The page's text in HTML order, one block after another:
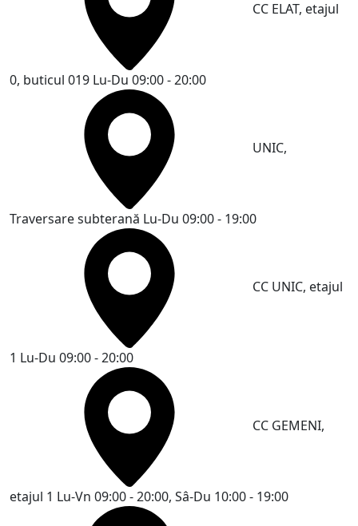
CC ELAT, etajul
0, buticul 019 Lu-Du 09:00 - 20:00
UNIC,
Traversare subterană Lu-Du 09:00 - 19:00
CC UNIC, etajul
1 Lu-Du 09:00 - 20:00
CC GEMENI,
etajul 1 Lu-Vn 09:00 - 20:00, Sâ-Du 10:00 - 19:00